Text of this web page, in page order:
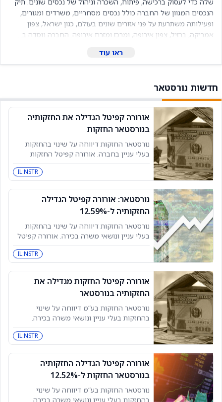
אמריקה, ברזיל, צפון אירופה, ומרכז ומזרח אירופה. החברה נוסדה ב...
ראו עוד
חדשות נורסטאר
אורורה קפיטל הגדילה את החזקותיה
בנורסטאר החזקות
נורסטאר החזקות דיווחה על שינוי בהחזקות
בעלי עניין בחברה. אורורה קפיטל החזקות
רכשה 40,000 מניות נוספות בבורסה בתל אביב,
ל-12.65% מסך ניירות הערך של
IL:NSTR
נורסטאר: אורורה קפיטל הגדילה
החזקותיה ל-12.59%
נורסטאר החזקות דיווחה על שינוי בהחזקות
בעלי עניין ונושאי משרה בכירה. אורורה קפיטל
החזקות רכשה מניות נוספות של החברה, מה
שהגדיל את שיעור החזקותיה ל-12.59% מהון
המניות. השינוי בוצע בעסקה
IL:NSTR
אורורה קפיטל החזקות מגדילה את
החזקותיה בנורסטאר
נורסטאר החזקות בע”מ דיווחה על שינוי
בהחזקות בעלי עניין ונושאי משרה בכירה.
החברה הודיעה כי אורורה קפיטל החזקות
רכשה מניות נוספות בבורסה בתל אביב, מה
שהגדיל את שיעור ההחזקה שלה
IL:NSTR
אורורה קפיטל הגדילה החזקותיה
בנורסטאר החזקות ל-12.52%
נורסטאר החזקות בע”מ דיווחה על שינוי
בהחזקות בעלי עניין ונושאי משרה בכירה.